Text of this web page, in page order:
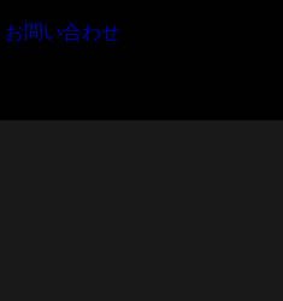
お問い合わせ